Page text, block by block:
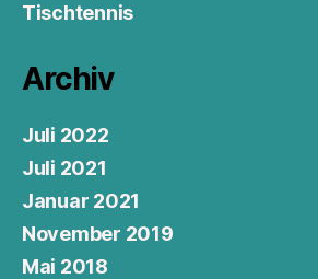
Tischtennis
Archiv
Juli 2022
Juli 2021
Januar 2021
November 2019
Mai 2018